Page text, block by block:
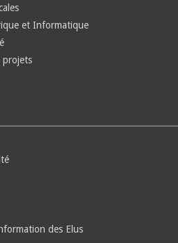
et Informatique
projets
des Elus